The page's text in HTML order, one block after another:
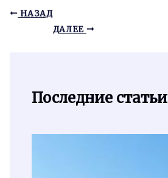
НАЗАД
ДАЛЕЕ
Последние статьи